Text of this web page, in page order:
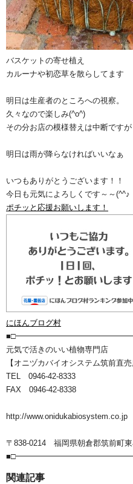
バスケットの寄せ植え
カルーナや初恋草を散らしてます
明日は生産者のところへの視察。
久々なので楽しみ(^o^)
その分お店の模様替えは中断ですが
明日は雨が降らなければいいなぁ
いつもありがとうございます！！
今日も元気によろしくです～～(^^♪
ポチッと応援お願いします！
にほんブログ村
元気で活きのいい植物専門店
【オニヅカバイオシステム筑前直売
TEL 0946-42-8333
FAX 0946-42-8338
http://www.onidukabiosystem.co.jp
〒838-0214 福岡県朝倉郡筑前町
関連記事